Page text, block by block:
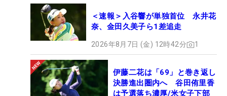
＜速報＞入谷響が単独首位 永井花
奈、金田久美子ら1差追走
2026年8月7日 (金) 12時42分 1
伊藤二花は「69」と巻き返し
決勝進出圏内へ 谷田侑里香
は予選落ち濃厚/米女子下部